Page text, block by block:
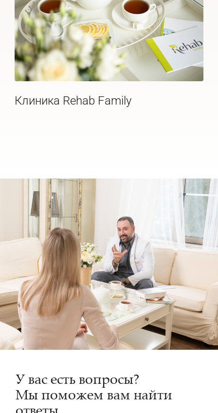
Клиника Rehab Family
У вас есть вопросы?
Мы поможем вам найти